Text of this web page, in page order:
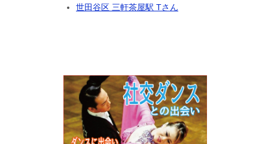
世田谷区 三軒茶屋駅 Tさん